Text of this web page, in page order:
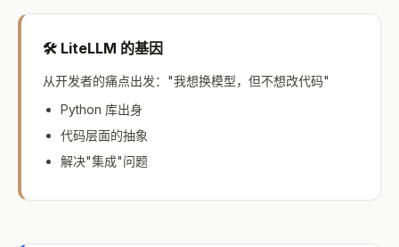
🛠️ LiteLLM 的基因
从开发者的痛点出发："我想换模型，但不想改代码"
Python 库出身
代码层面的抽象
解决"集成"问题